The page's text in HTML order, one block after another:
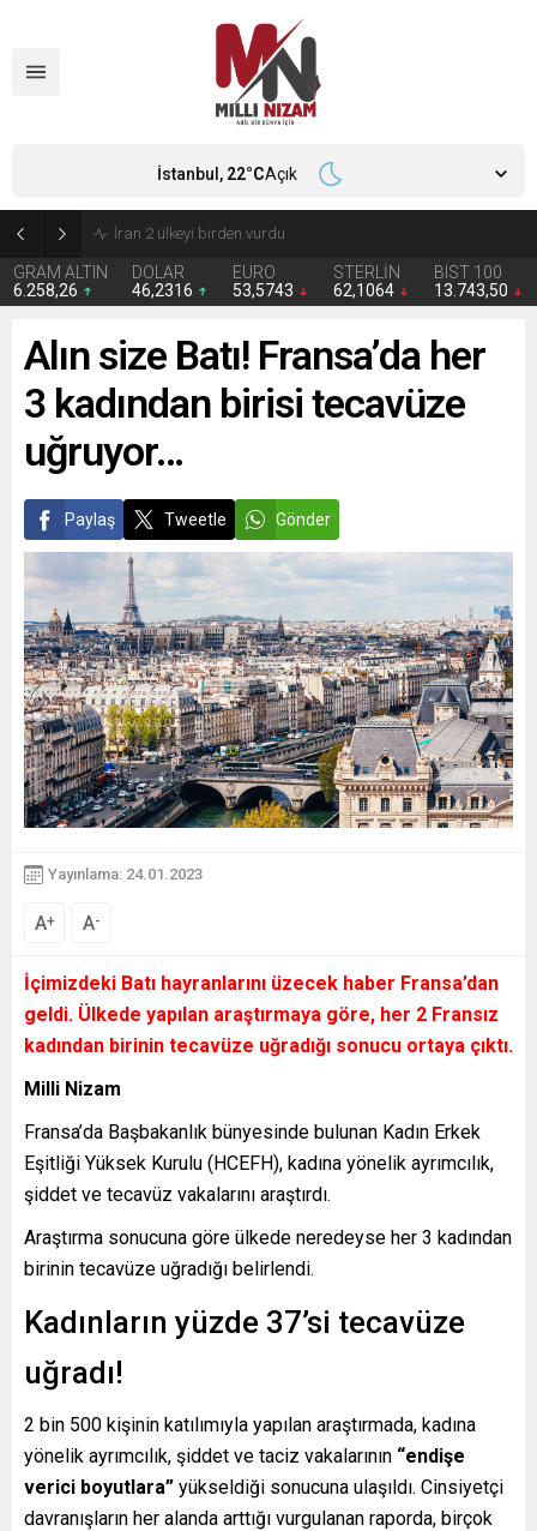
İran 2 ülkeyi birden vurdu
GRAM ALTIN
6.258,26
DOLAR
46,2316
EURO
53,5743
STERLİN
62,1064
BIST 100
13.743,50
İstanbul, 22°CAçık
Alın size Batı! Fransa’da her
3 kadından birisi tecavüze
uğruyor…
Paylaş Tweetle Gönder
Yayınlama: 24.01.2023
A+ A-
İçimizdeki Batı hayranlarını üzecek haber Fransa’dan
geldi. Ülkede yapılan araştırmaya göre, her 2 Fransız
kadından birinin tecavüze uğradığı sonucu ortaya çıktı.
Milli Nizam
Fransa’da Başbakanlık bünyesinde bulunan Kadın Erkek
Eşitliği Yüksek Kurulu (HCEFH), kadına yönelik ayrımcılık,
şiddet ve tecavüz vakalarını araştırdı.
Araştırma sonucuna göre ülkede neredeyse her 3 kadından
birinin tecavüze uğradığı belirlendi.
Kadınların yüzde 37’si tecavüze
uğradı!
2 bin 500 kişinin katılımıyla yapılan araştırmada, kadına
yönelik ayrımcılık, şiddet ve taciz vakalarının “endişe
verici boyutlara” yükseldiği sonucuna ulaşıldı. Cinsiyetçi
davranışların her alanda arttığı vurgulanan raporda, birçok